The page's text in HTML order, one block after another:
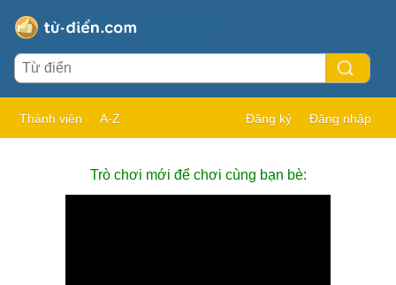
Thành viên A-Z Đăng ký Đăng nhập
Trò chơi mới để chơi cùng bạn bè: